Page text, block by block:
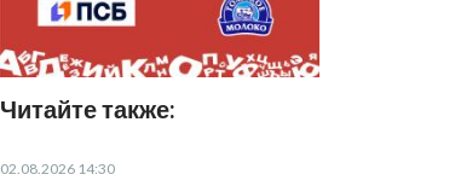
Читайте также:
02.08.2026 14:30